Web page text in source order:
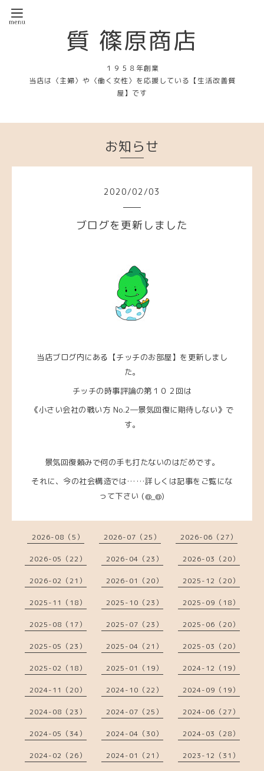
質 篠原商店
１９５８年創業
当店は〈主婦〉や〈働く女性〉を応援している【生活改善質
屋】です
お知らせ
2020/02/03
ブログを更新しました
当店ブログ内にある【チッチのお部屋】を更新しまし
た。
チッチの時事評論の第１０２回は
《小さい会社の戦い方 No.2―景気回復に期待しない》で
す。
景気回復頼みで何の手も打たないのはだめです。
それに、今の社会構造では……詳しくは記事をご覧にな
って下さい (@_@)
2026-08（5） 2026-07（25） 2026-06（27）
2026-05（22） 2026-04（23） 2026-03（20）
2026-02（21） 2026-01（20） 2025-12（20）
2025-11（18） 2025-10（23） 2025-09（18）
2025-08（17） 2025-07（23） 2025-06（20）
2025-05（23） 2025-04（21） 2025-03（20）
2025-02（18） 2025-01（19） 2024-12（19）
2024-11（20） 2024-10（22） 2024-09（19）
2024-08（23） 2024-07（25） 2024-06（27）
2024-05（34） 2024-04（30） 2024-03（28）
2024-02（26） 2024-01（21） 2023-12（31）